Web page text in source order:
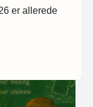
er allerede